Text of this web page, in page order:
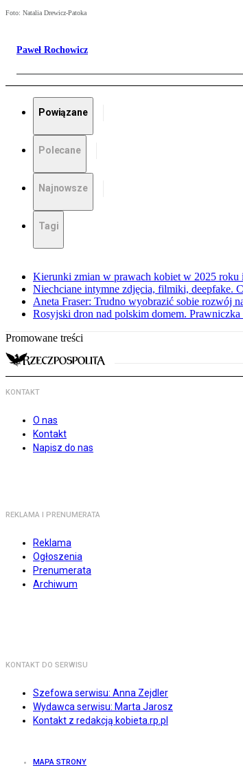
Foto: Natalia Drewicz-Patoka
Paweł Rochowicz
Powiązane
Polecane
Najnowsze
Tagi
Kierunki zmian w prawach kobiet w 2025 roku
Niechciane intymne zdjęcia, filmiki, deepfake.
Aneta Fraser: Trudno wyobrazić sobie rozwój
Rosyjski dron nad polskim domem.
Promowane treści
KONTAKT
O nas
Kontakt
Napisz do nas
REKLAMA I PRENUMERATA
Reklama
Ogłoszenia
Prenumerata
Archiwum
KONTAKT DO SERWISU
Szefowa serwisu: Anna Zejdler
Wydawca serwisu: Marta Jarosz
Kontakt z redakcją kobieta.rp.pl
MAPA STRONY